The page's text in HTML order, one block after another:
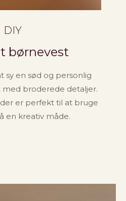
DIY
børnevest
sy en sød og personlig
broderede detaljer.
er perfekt til at bruge
en kreativ måde.